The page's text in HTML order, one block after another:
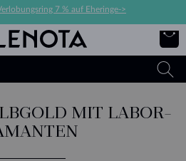
7 % auf Eheringe->
MIT LABOR-